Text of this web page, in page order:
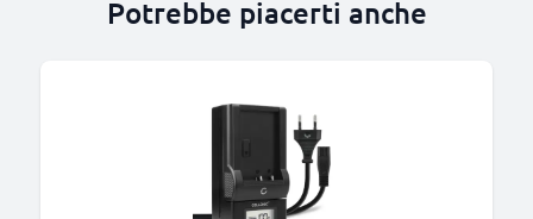
Potrebbe piacerti anche